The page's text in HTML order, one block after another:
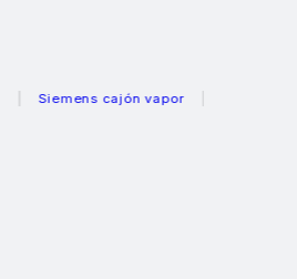
Siemens cajón vapor